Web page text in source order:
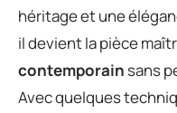
héritage et une
il devient la pièce
contemporain sans
Avec quelques